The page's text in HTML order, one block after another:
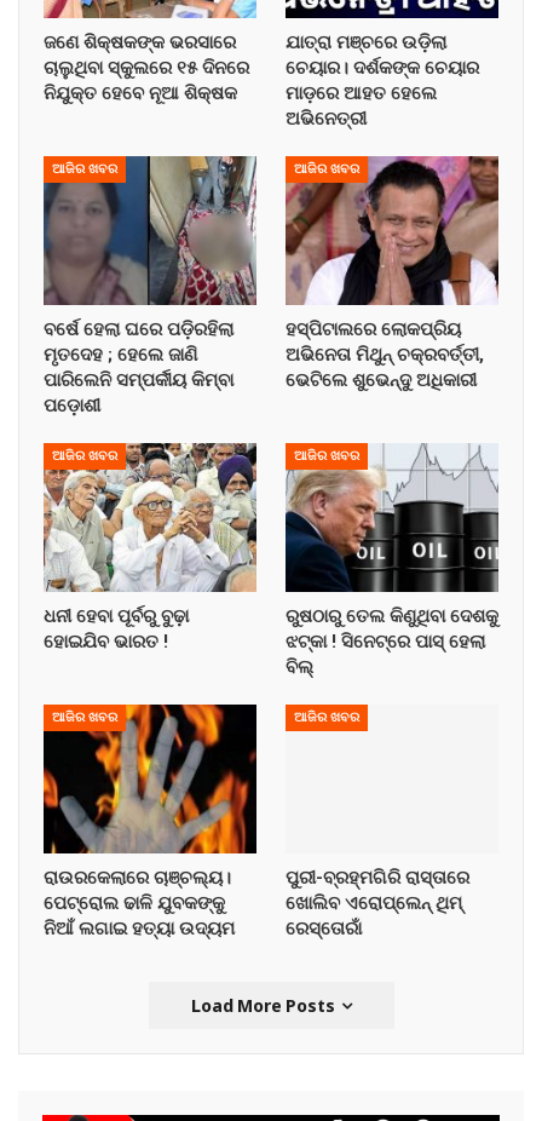
ଜଣେ ଶିକ୍ଷକଙ୍କ ଭରସାରେ
ଚାଲୁଥିବା ସ୍କୁଲରେ ୧୫ ଦିନରେ
ନିଯୁକ୍ତ ହେବେ ନୂଆ ଶିକ୍ଷକ
ଯାତ୍ରା ମଞ୍ଚରେ ଉଡ଼ିଲା
ଚେୟାର। ଦର୍ଶକଙ୍କ ଚେୟାର
ମାଡ଼ରେ ଆହତ ହେଲେ
ଅଭିନେତ୍ରୀ
ଆଜିର ଖବର
ବର୍ଷେ ହେଲା ଘରେ ପଡ଼ିରହିଲା
ମୃତଦେହ ; ହେଲେ ଜାଣି
ପାରିଲେନି ସମ୍ପର୍କୀୟ କିମ୍ବା
ପଡ଼ୋଶୀ
ଆଜିର ଖବର
ହସ୍ପିଟାଲରେ ଲୋକପ୍ରିୟ
ଅଭିନେତା ମିଥୁନ୍ ଚକ୍ରବର୍ତ୍ତୀ,
ଭେଟିଲେ ଶୁଭେନ୍ଦୁ ଅଧିକାରୀ
ଆଜିର ଖବର
ଧନୀ ହେବା ପୂର୍ବରୁ ବୁଢ଼ା
ହୋଇଯିବ ଭାରତ !
ଆଜିର ଖବର
ରୁଷଠାରୁ ତେଲ କିଣୁଥିବା ଦେଶକୁ
ଝଟ୍‌କା ! ସିନେଟ୍‌ରେ ପାସ୍ ହେଲା
ବିଲ୍
ଆଜିର ଖବର
ରାଉରକେଲାରେ ଚାଞ୍ଚଲ୍ୟ।
ପେଟ୍ରୋଲ ଢାଳି ଯୁବକଙ୍କୁ
ନିଆଁ ଲଗାଇ ହତ୍ୟା ଉଦ୍ୟମ
ଆଜିର ଖବର
ପୁରୀ-ବ୍ରହ୍ମଗିରି ରାସ୍ତାରେ
ଖୋଲିବ ଏରୋପ୍ଲେନ୍‌ ଥିମ୍‌
ରେସ୍ତୋରାଁ
Load More Posts